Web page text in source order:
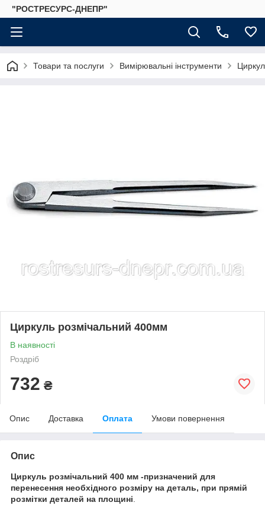
"РОСТРЕСУРС-ДНЕПР"
Товари та послуги Вимірювальні інструменти
Циркуль розмічальний 400мм
В наявності
Роздріб
732 ₴
Опис Доставка Оплата Умови повернення
Опис
Циркуль розмічальний 400 мм -призначений для
перенесення необхідного розміру на деталь, при прямій
розмітки деталей на площині